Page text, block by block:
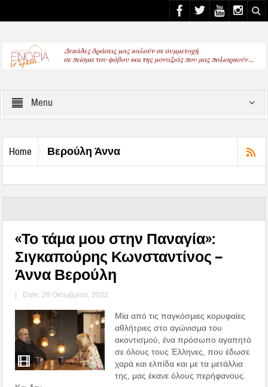
Menu
Home Βερούλη Άννα
«Το τάμα μου στην Παναγία»:
Σιγκαπούρης Κωνσταντίνος –
Άννα Βερούλη
| Date: 29 Οκτωβρίου, 2022
Μία από τις παγκόσμιες κορυφαίες
αθλήτριες στο αγώνισμα του
ακοντισμού, ένα πρόσωπο αγαπητό
σε όλους τους Έλληνες, που έδωσε
χαρά και ελπίδα και με τα μετάλλια
της, μας έκανε όλους περήφανους.